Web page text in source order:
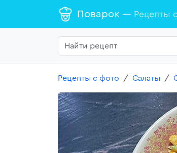
Поварок — Рецепты
Рецепты с фото Салаты